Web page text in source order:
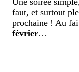
faut, et surtout
prochaine ! Au
février…